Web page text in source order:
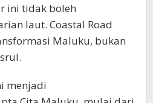
ini tidak boleh
laut. Coastal Road
Maluku, bukan
menjadi